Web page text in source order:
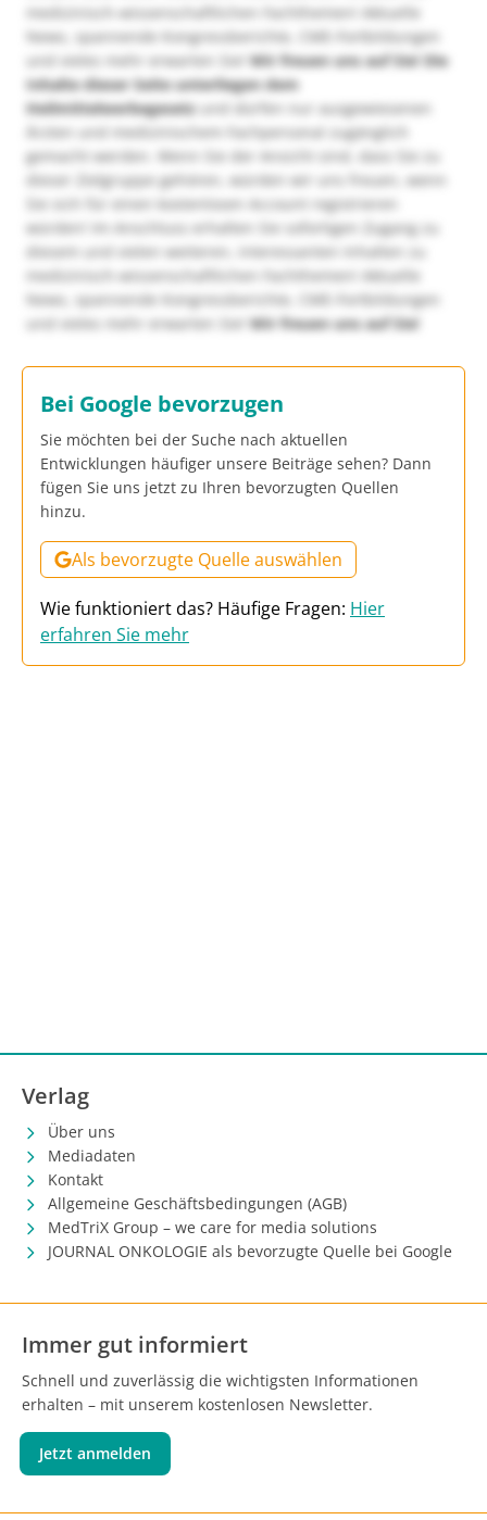
medizinisch-wissenschaftlichen Fachthemen! Aktuelle
News, spannende Kongressberichte, CME-Fortbildungen
und vieles mehr erwarten Sie!Wir freuen uns auf Sie! Die
Inhalte dieser Seite unterliegen dem
Heilmittelwerbegesetzund dürfen nur ausgewiesenen
Ärzten und medizinischem Fachpersonal zugänglich
gemacht werden. Wenn Sie der Ansicht sind, dass Sie zu
dieser Zielgruppe gehören, würden wir uns freuen, wenn
Sie sich für einen kostenlosen Account registrieren
würden! Im Anschluss erhalten Sie sofortigen Zugang zu
diesem und vielen weiteren, interessanten Inhalten zu
medizinisch-wissenschaftlichen Fachthemen! Aktuelle
News, spannende Kongressberichte, CME-Fortbildungen
und vieles mehr erwarten Sie!Wir freuen uns auf Sie!
Bei Google bevorzugen
Sie möchten bei der Suche nach aktuellen
Entwicklungen häufiger unsere Beiträge sehen? Dann
fügen Sie uns jetzt zu Ihren bevorzugten Quellen
hinzu.
Als bevorzugte Quelle auswählen
Wie funktioniert das? Häufige Fragen: Hier
erfahren Sie mehr
Verlag
Über uns
Mediadaten
Kontakt
Allgemeine Geschäftsbedingungen (AGB)
MedTriX Group – we care for media solutions
JOURNAL ONKOLOGIE als bevorzugte Quelle bei Google
Immer gut informiert
Schnell und zuverlässig die wichtigsten Informationen
erhalten – mit unserem kostenlosen Newsletter.
Jetzt anmelden